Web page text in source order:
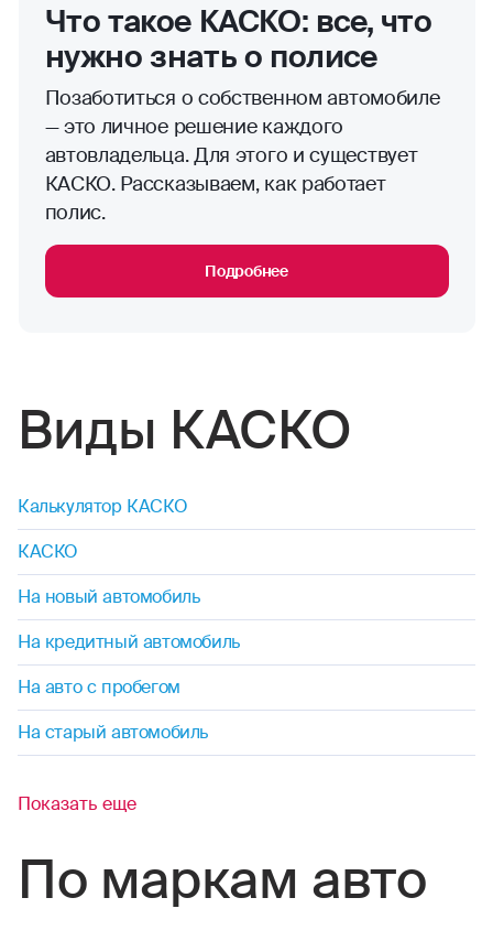
Что такое КАСКО: все, что
нужно знать о полисе
Позаботиться о собственном автомобиле
— это личное решение каждого
автовладельца. Для этого и существует
КАСКО. Рассказываем, как работает
полис.
Подробнее
Виды КАСКО
Калькулятор КАСКО
КАСКО
На новый автомобиль
На кредитный автомобиль
На авто с пробегом
На старый автомобиль
Показать еще
По маркам авто